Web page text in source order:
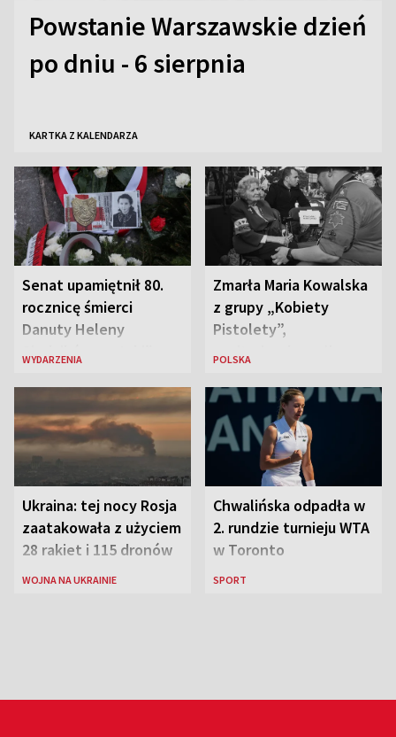
Powstanie Warszawskie dzień
po dniu - 6 sierpnia
KARTKA Z KALENDARZA
Senat upamiętnił 80.
rocznicę śmierci
Danuty Heleny
Siedzikówny „Inki”
WYDARZENIA
Zmarła Maria Kowalska
z grupy „Kobiety
Pistolety”,
sanitariuszka pułku
POLSKA
Ukraina: tej nocy Rosja
zaatakowała z użyciem
28 rakiet i 115 dronów
WOJNA NA UKRAINIE
Chwalińska odpadła w
2. rundzie turnieju WTA
w Toronto
SPORT